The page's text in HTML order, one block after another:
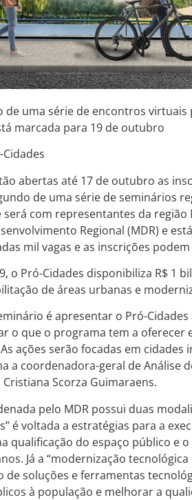
de uma série de encontros
marcada para 19 de outubro
abertas até 17 de outubro as
de uma série de seminários
com representantes da
Regional (MDR) e
mil vagas e as inscrições
o Pró-Cidades disponibiliza R$ 1
de áreas urbanas e
é apresentar o Pró-
o que o programa tem a oferecer
ações serão focadas em cidades
a coordenadora-geral de Análise
Scorza Guimaraens.
pelo MDR possui duas
é voltada a estratégias para a
qualificação do espaço público e
Já a “modernização
de soluções e ferramentas
à população e melhorar a